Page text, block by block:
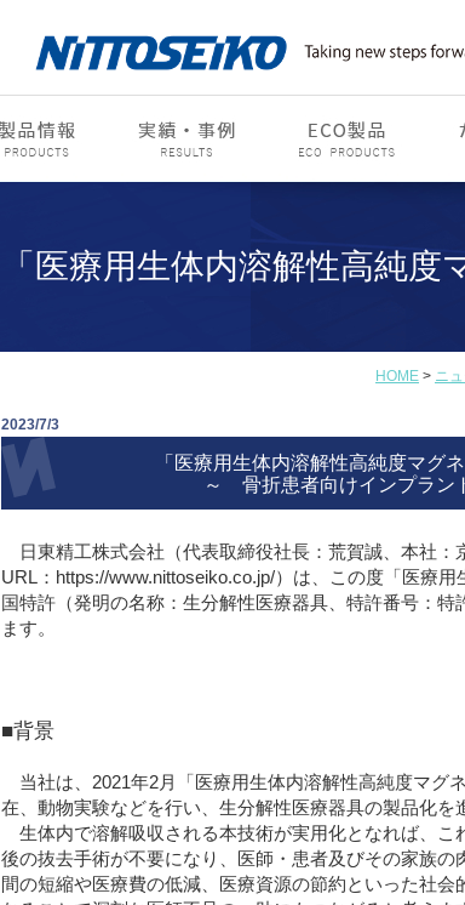
「医療用生体内溶解性高純
HOME > ニ
2023/7/3
「医療用生体内溶解性高純度マグ
～ 骨折患者向けインプラン
日東精工株式会社（代表取締役社長：荒賀誠、本社：
URL：https://www.nittoseiko.co.jp/）は、この度「医療
国特許（発明の名称：生分解性医療器具、特許番号：
ます。
■背景
当社は、2021年2月「医療用生体内溶解性高純度マグ
在、動物実験などを行い、生分解性医療器具の製品化を
生体内で溶解吸収される本技術が実用化となれば、こ
後の抜去手術が不要になり、医師・患者及びその家族
間の短縮や医療費の低減、医療資源の節約といった社